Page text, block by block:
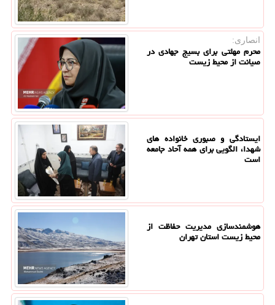
انصاری:
محرم مهلتی برای بسیج جهادی در
صیانت از محیط زیست
ایستادگی و صبوری خانواده های
شهدا، الگویی برای همه آحاد جامعه
است
هوشمندسازی مدیریت حفاظت از
محیط زیست استان تهران